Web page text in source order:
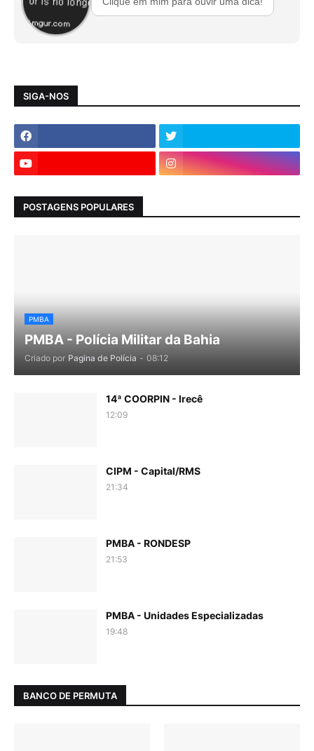
SIGA-NOS
POSTAGENS POPULARES
PMBA
PMBA - Polícia Militar da Bahia
Criado por Pagina de Polícia - 08:12
14ª COORPIN - Irecê
12:09
CIPM - Capital/RMS
21:34
PMBA - RONDESP
21:53
PMBA - Unidades Especializadas
19:48
BANCO DE PERMUTA